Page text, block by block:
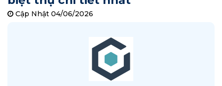
Cập Nhật 04/06/2026